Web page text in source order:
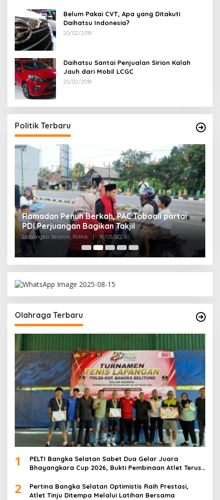
Belum Pakai CVT, Apa yang Ditakuti
Daihatsu Indonesia?
20/02/2018
Daihatsu Santai Penjualan Sirion Kalah
Jauh dari Mobil LCGC
20/02/2018
Politik Terbaru
Ramadan Penuh Berkah, PAC Toboali partai
PDI Perjuangan Bagikan Takjil
Di Bangka Selatan, Politik | 18/03/2026
Olahraga Terbaru
1
PELTI Bangka Selatan Sabet Dua Gelar Juara
Bhayangkara Cup 2026, Bukti Pembinaan Atlet Terus
2
Pertina Bangka Selatan Optimistis Raih Prestasi,
Atlet Tinju Ditempa Melalui Latihan Bersama